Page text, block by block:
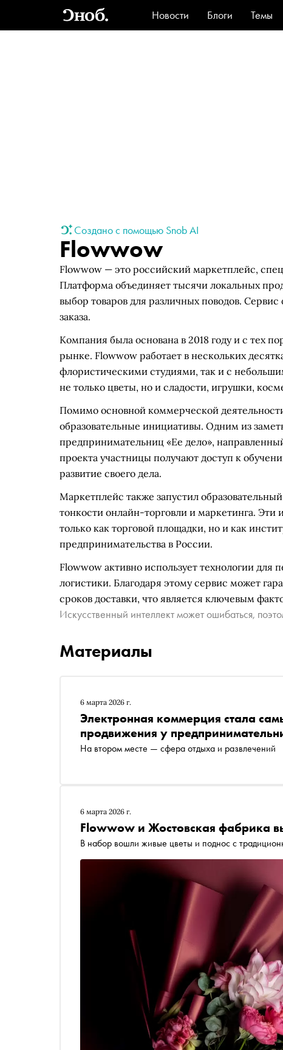
Новости Блоги Темы
Стиль
Создано с помощью Snob AI
Flowwow
Flowwow — это российский маркетплейс,
Платформа объединяет тысячи локальных
выбор товаров для различных поводов.
заказа.
Компания была основана в 2018 году и с тех
рынке. Flowwow работает в нескольких
флористическими студиями, так и с
не только цветы, но и сладости, игрушки,
Помимо основной коммерческой
образовательные инициативы. Одним из
предпринимательниц «Ее дело»,
проекта участницы получают доступ к
развитие своего дела.
Маркетплейс также запустил
тонкости онлайн-торговли и маркетинга.
только как торговой площадки, но и как
предпринимательства в России.
Flowwow активно использует технологии
логистики. Благодаря этому сервис может
сроков доставки, что является ключевым
Искусственный интеллект может ошибаться,
Материалы
6 марта 2026 г.
Электронная коммерция стала
продвижения у
На втором месте — сфера отдыха и развлечений
6 марта 2026 г.
Flowwow и Жостовская фабрика
В набор вошли живые цветы и поднос с